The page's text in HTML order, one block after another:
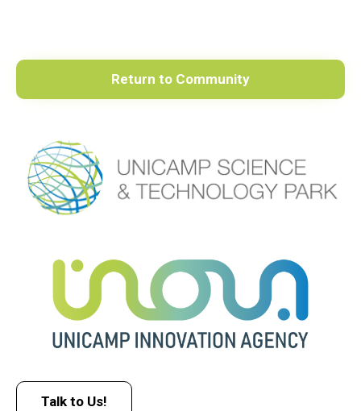
Return to Community
Talk to Us!